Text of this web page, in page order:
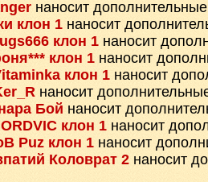
наносит
клон 1 наносит
клон 1 наносит
клон 1 наносит
клон 1 наносит
наносит
Бой наносит
клон 1 наносит
Puz клон 1 наносит
Коловрат 2 наносит